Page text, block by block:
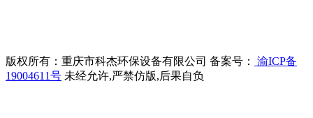
版权所有：重庆市科杰环保设备有限公司 备案号：
渝ICP备
19004611号 未经允许,严禁仿版,后果自负